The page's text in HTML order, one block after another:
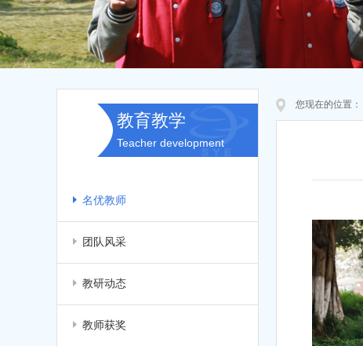
教育教学
Teacher development
名优教师
团队风采
教研动态
教师获奖
您现在的位置：